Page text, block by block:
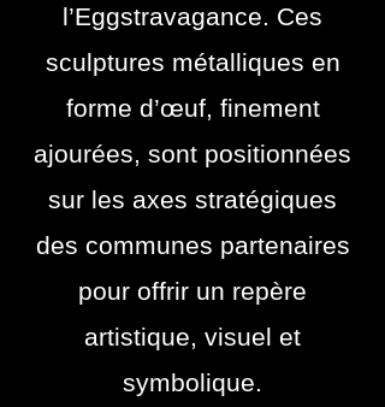
l’Eggstravagance. Ces
sculptures métalliques en
forme d’œuf, finement
ajourées, sont positionnées
sur les axes stratégiques
des communes partenaires
pour offrir un repère
artistique, visuel et
symbolique.